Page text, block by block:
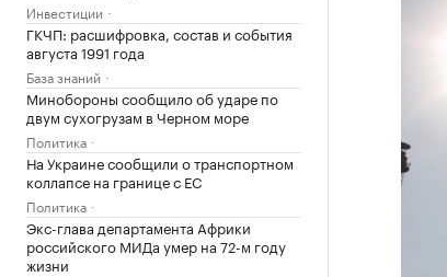
Инвестиции
ГКЧП: расшифровка, состав и события
августа 1991 года
База знаний
Минобороны сообщило об ударе по
двум сухогрузам в Черном море
Политика
На Украине сообщили о транспортном
коллапсе на границе с ЕС
Политика
Экс-глава департамента Африки
российского МИДа умер на 72-м году
жизни